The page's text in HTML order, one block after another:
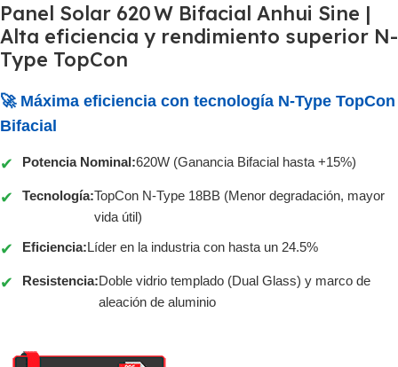
Panel Solar 620 W Bifacial Anhui Sine |
Alta eficiencia y rendimiento superior N-
Type TopCon
🚀 Máxima eficiencia con tecnología N-Type TopCon
Bifacial
✔ Potencia Nominal:620W (Ganancia Bifacial hasta +15%)
✔ Tecnología:TopCon N-Type 18BB (Menor degradación, mayor
vida útil)
✔ Eficiencia:Líder en la industria con hasta un 24.5%
✔ Resistencia:Doble vidrio templado (Dual Glass) y marco de
aleación de aluminio